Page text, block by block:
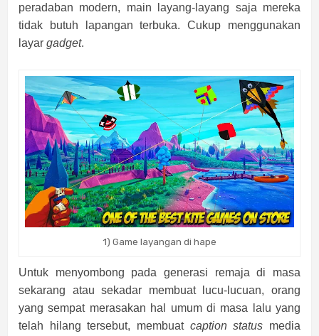
peradaban modern, main layang-layang saja mereka
tidak butuh lapangan terbuka. Cukup menggunakan
layar gadget.
1) Game layangan di hape
Untuk menyombong pada generasi remaja di masa
sekarang atau sekadar membuat lucu-lucuan, orang
yang sempat merasakan hal umum di masa lalu yang
telah hilang tersebut, membuat caption status media